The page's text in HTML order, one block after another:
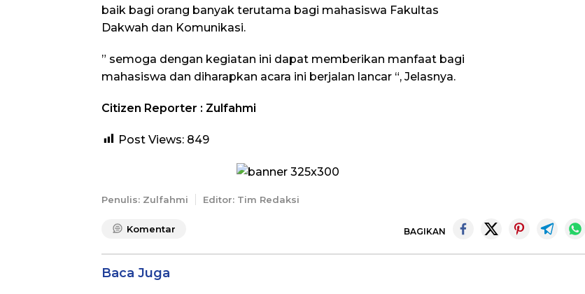
baik bagi orang banyak terutama bagi mahasiswa Fakultas
Dakwah dan Komunikasi.
” semoga dengan kegiatan ini dapat memberikan manfaat bagi
mahasiswa dan diharapkan acara ini berjalan lancar “, Jelasnya.
Citizen Reporter : Zulfahmi
Post Views: 849
Penulis: Zulfahmi Editor: Tim Redaksi
Komentar BAGIKAN
Baca Juga